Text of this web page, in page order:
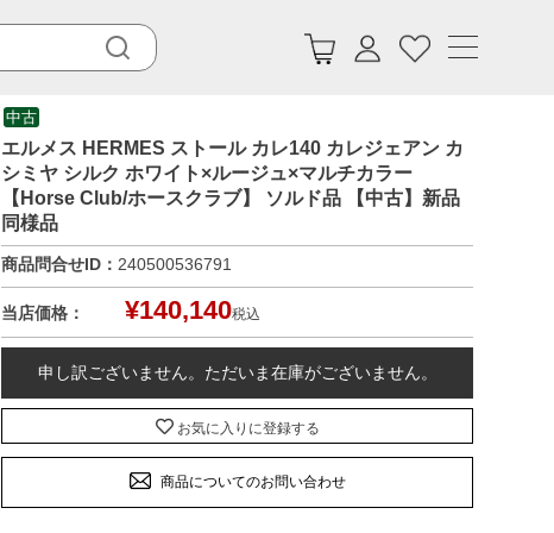
中古
エルメス HERMES ストール カレ140 カレジェアン カ
シミヤ シルク ホワイト×ルージュ×マルチカラー
【Horse Club/ホースクラブ】 ソルド品 【中古】新品
同様品
商品問合せID： 240500536791
当店価格： ¥140,140税込
申し訳ございません。ただいま在庫がございません。
お気に入りに登録する
商品についてのお問い合わせ